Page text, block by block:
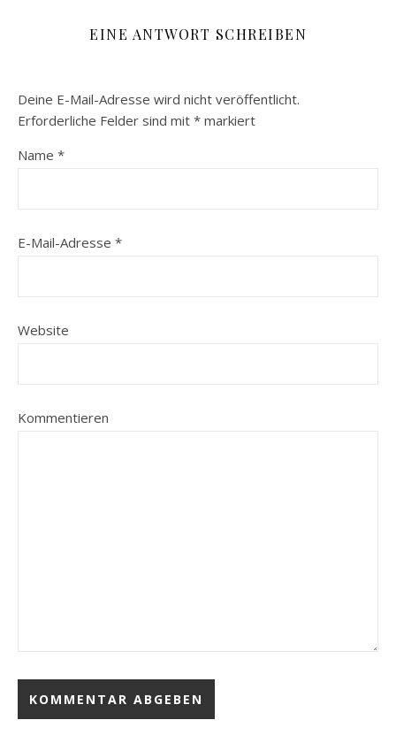
EINE ANTWORT SCHREIBEN
Deine E-Mail-Adresse wird nicht veröffentlicht.
Erforderliche Felder sind mit * markiert
Name *
E-Mail-Adresse *
Website
Kommentieren